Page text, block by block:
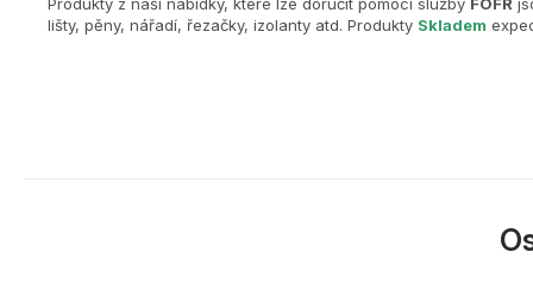
lišty, pěny, nářadí, řezačky, izolanty atd. Produkty Skladem